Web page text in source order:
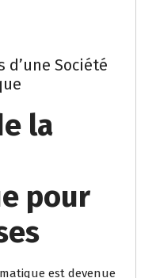
d’une Société
la
pour
est devenue